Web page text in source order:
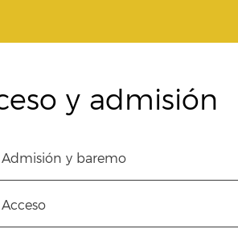
y admisión
Admisión y baremo
Acceso